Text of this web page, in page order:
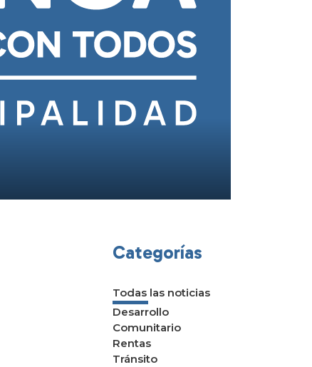
Categorías
Todas las noticias
Desarrollo
Comunitario
Rentas
Tránsito